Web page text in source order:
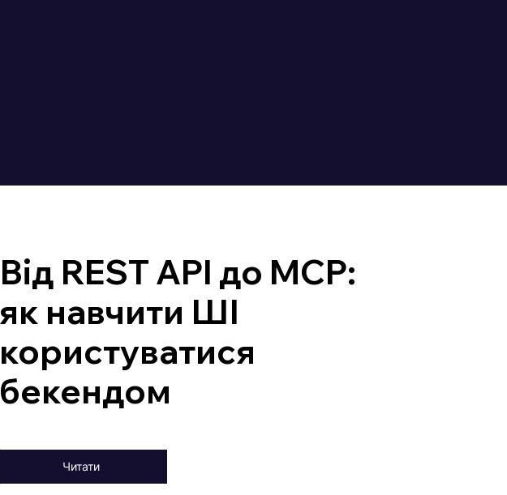
Від REST API до MCP:
як навчити ШІ
користуватися
бекендом
Читати